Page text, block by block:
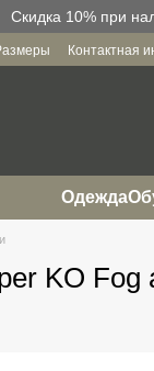
Скидка 10% при
Контактная
Одежда
KO